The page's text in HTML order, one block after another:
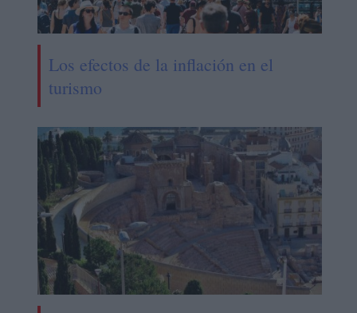
Los efectos de la inflación en el
turismo